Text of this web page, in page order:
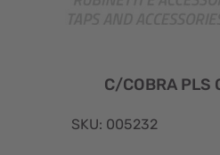
C/COBRA PLS
SKU: 005232